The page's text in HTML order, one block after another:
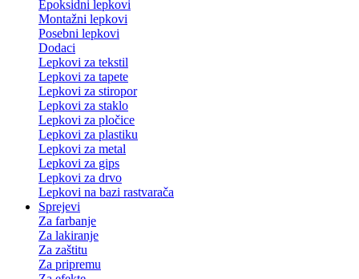
Epoksidni lepkovi
Montažni lepkovi
Posebni lepkovi
Dodaci
Lepkovi za tekstil
Lepkovi za tapete
Lepkovi za stiropor
Lepkovi za staklo
Lepkovi za pločice
Lepkovi za plastiku
Lepkovi za metal
Lepkovi za gips
Lepkovi za drvo
Lepkovi na bazi rastvarača
Sprejevi
Za farbanje
Za lakiranje
Za zaštitu
Za pripremu